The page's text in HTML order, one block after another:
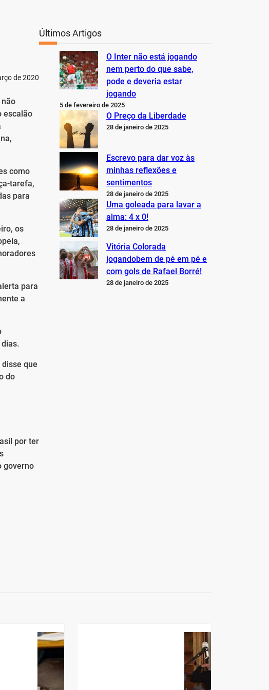
de 2020
escalão
como
tarefa,
para
os
para
a
que
do
por ter
governo
Últimos Artigos
O Inter não está jogando
nem perto do que sabe,
pode e deveria estar
jogando
5 de fevereiro de 2025
O Preço da Liberdade
28 de janeiro de 2025
Escrevo para dar voz às
minhas reflexões e
sentimentos
28 de janeiro de 2025
Uma goleada para lavar a
alma: 4 x 0!
28 de janeiro de 2025
Vitória Colorada
jogandobem de pé em pé e
com gols de Rafael Borré!
28 de janeiro de 2025